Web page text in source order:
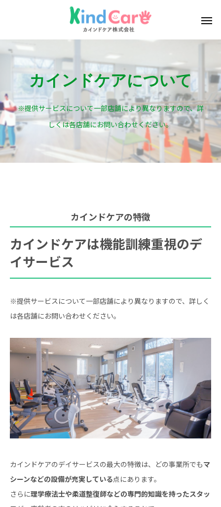
カインドケアについて
※提供サービスについて一部店舗により異なりますので、詳
しくは各店舗にお問い合わせください。
カインドケアの特徴
カインドケアは機能訓練重視のデ
イサービス
※提供サービスについて一部店舗により異なりますので、詳しく
は各店舗にお問い合わせください。
カインドケアのデイサービスの最大の特徴は、どの事業所でもマ
シーンなどの設備が充実している点にあります。
さらに理学療法士や柔道整復師などの専門的知識を持ったスタッ